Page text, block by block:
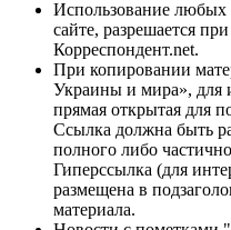
Использование любых
сайте, разрешается
Корреспондент.net.
При копировании
Украины и мира», для
прямая открытая для
Ссылка должна быть
полного либо
Гиперссылка (для
размещена в
материала.